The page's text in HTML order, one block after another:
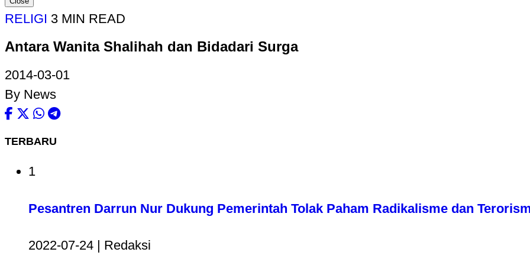
RELIGI 3 MIN READ
Antara Wanita Shalihah dan Bidadari Surga
2014-03-01
By News
TERBARU
1
Pesantren Darrun Nur Dukung Pemerintah Tolak Paham Radikalisme dan
2022-07-24 | Redaksi